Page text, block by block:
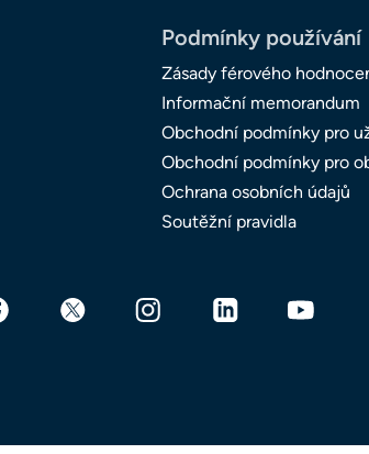
Podmínky používání
Zásady férového
Informační memorandum
Obchodní podmínky pro
Obchodní podmínky pro
Ochrana osobních údajů
Soutěžní pravidla